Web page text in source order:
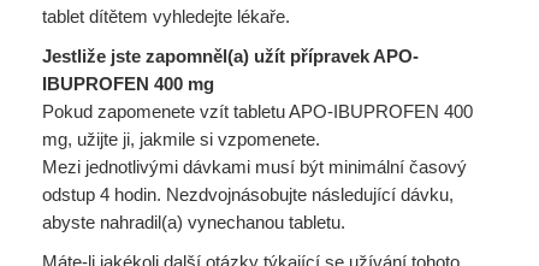
tablet dítětem vyhledejte lékaře.
Jestliže jste zapomněl(a) užít přípravek APO-
IBUPROFEN 400 mg
Pokud zapomenete vzít tabletu APO-IBUPROFEN 400
mg, užijte ji, jakmile si vzpomenete.
Mezi jednotlivými dávkami musí být minimální časový
odstup 4 hodin. Nezdvojnásobujte následující dávku,
abyste nahradil(a) vynechanou tabletu.
Máte-li jakékoli další otázky týkající se užívání tohoto